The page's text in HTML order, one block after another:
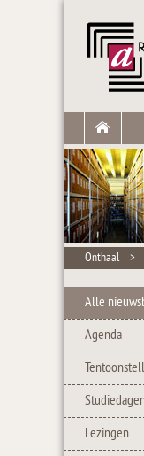
Onthaal >
Alle
Agenda
Lezingen